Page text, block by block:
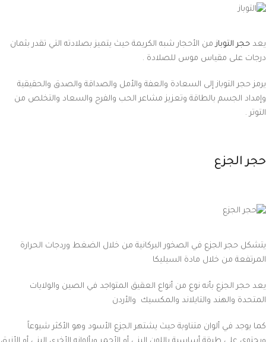
يعد حجر التوبازمن الأحجار شبه الكريمة حيث يتميز بصلادته التي تقدر بثمان
درجات على مقياس موس للصلادة .
يرمز حجر التوباز إلى السعادة والعفة والأمل والصداقة والصدق والحقيقية
وإمداد الجسم بالطاقة وتعزيز مشاعر الحب والفرح والسعاد والتخلص من
التوتر .
حجر الجزع
يتشكل حجر الجزع في الصخور البركانية من خلال الضغط وردجات الحرارة
المرتفعة من خلال مادة السيليكا
يعد حجر الجزع بأنه نوع من أنواع العقيق المتواجد في الصين والولايات
المتحدة والهند والتايلاند والمكسيك والأردن
كما يوجد في ألوان متناوبة حيث يشتهر الجزع الأسود وهو الأكثر شيوعاً